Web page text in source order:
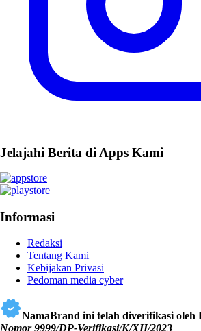
Jelajahi Berita di Apps Kami
Informasi
Redaksi
Tentang Kami
Kebijakan Privasi
Pedoman media cyber
NamaBrand ini telah diverifikasi oleh
Nomor 9999/DP-Verifikasi/K/XII/2023